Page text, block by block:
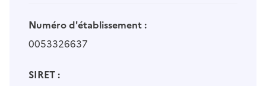
Numéro d'établissement :
0053326637
SIRET :